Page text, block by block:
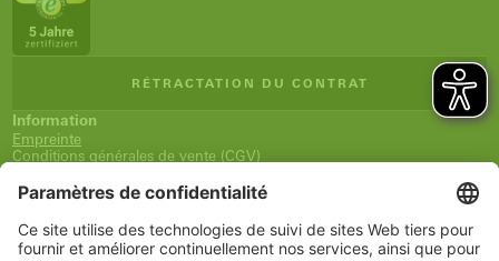
RÉTRACTATION DU CONTRAT
Information
Empreinte
Conditions générales de vente (CGV)
Expédition et paiement
Déclaration d'accessibilité
Newsletter